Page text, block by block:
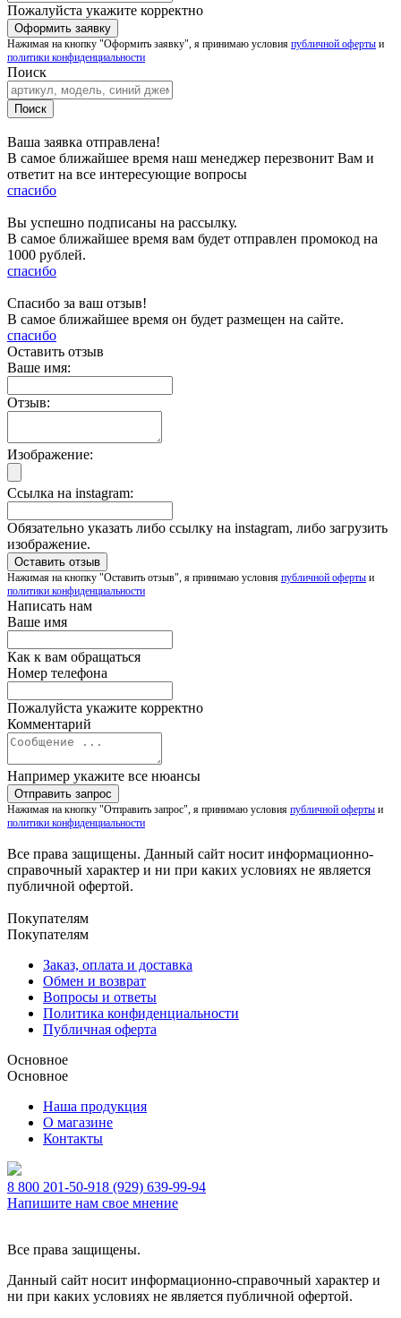
Пожалуйста укажите корректно
Нажимая на кнопку "Оформить заявку", я принимаю условия публичной оферты и
политики конфиденциальности
Поиск
Ваша заявка отправлена!
В самое ближайшее время наш менеджер перезвонит Вам и
ответит на все интересующие вопросы
спасибо
Вы успешно подписаны на рассылку.
В самое ближайшее время вам будет отправлен промокод на
1000 рублей.
спасибо
Спасибо за ваш отзыв!
В самое ближайшее время он будет размещен на сайте.
спасибо
Оставить отзыв
Ваше имя:
Отзыв:
Изображение:
Ссылка на instagram:
Обязательно указать либо ссылку на instagram, либо загрузить
изображение.
Нажимая на кнопку "Оставить отзыв", я принимаю условия публичной оферты и
политики конфиденциальности
Написать нам
Ваше имя
Как к вам обращаться
Номер телефона
Пожалуйста укажите корректно
Комментарий
Например укажите все нюансы
Нажимая на кнопку "Отправить запрос", я принимаю условия публичной оферты и
политики конфиденциальности
Все права защищены. Данный сайт носит информационно-
справочный характер и ни при каких условиях не является
публичной офертой.
Покупателям
Покупателям
Заказ, оплата и доставка
Обмен и возврат
Вопросы и ответы
Политика конфиденциальности
Публичная оферта
Основное
Основное
Наша продукция
О магазине
Контакты
8 800 201-50-918 (929) 639-99-94
Напишите нам свое мнение
Все права защищены.
Данный сайт носит информационно-справочный характер и
ни при каких условиях не является публичной офертой.